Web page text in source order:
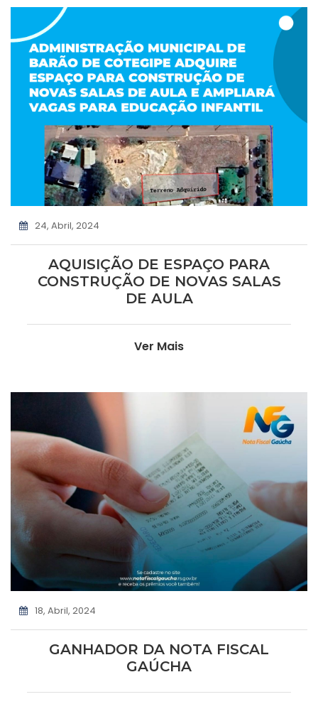
24, Abril, 2024
AQUISIÇÃO DE ESPAÇO PARA
CONSTRUÇÃO DE NOVAS SALAS
DE AULA
Ver Mais
18, Abril, 2024
GANHADOR DA NOTA FISCAL
GAÚCHA